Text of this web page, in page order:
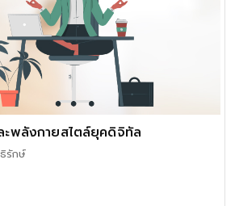
ะพลังกายสไตล์ยุคดิจิทัล
รักษ์